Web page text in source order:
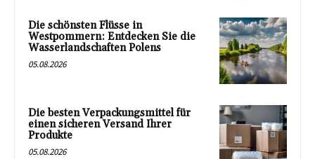
Die schönsten Flüsse in
Westpommern: Entdecken Sie die
Wasserlandschaften Polens
05.08.2026
Die besten Verpackungsmittel für
einen sicheren Versand Ihrer
Produkte
05.08.2026